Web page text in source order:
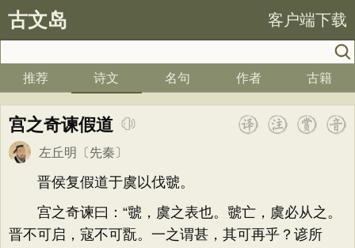
古文岛 客户端下载
推荐 诗文 名句 作者 古籍
宫之奇谏假道
左丘明 〔先秦〕
晋侯复假道于虞以伐虢。
宫之奇谏曰：“虢，虞之表也。虢亡，虞必从之。
晋不可启，寇不可翫。一之谓甚，其可再乎？谚所